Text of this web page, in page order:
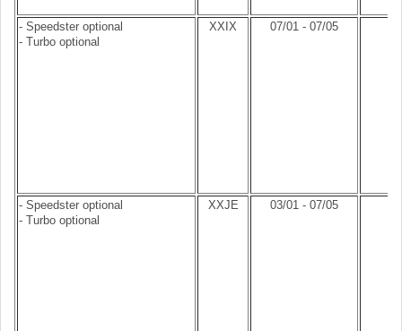
- Speedster optional
- Turbo optional
XXIX 07/01 - 07/05
- Speedster optional
- Turbo optional
XXJE 03/01 - 07/05